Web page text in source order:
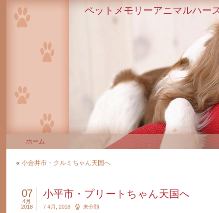
ペットメモリーアニマルハー
ホーム
« 小金井市・クルミちゃん天国へ
小平市・プリートちゃん天国へ
07
4月
2018
7 4月, 2018 未分類